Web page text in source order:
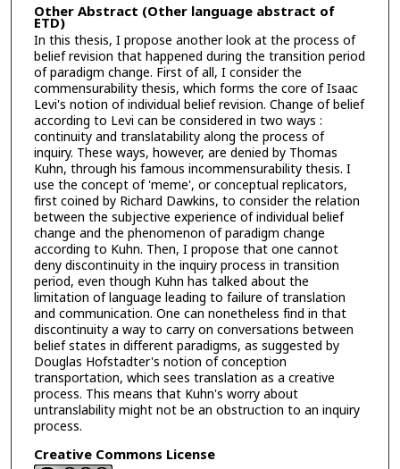
Other Abstract (Other language abstract of
ETD)
In this thesis, I propose another look at the process of
belief revision that happened during the transition period
of paradigm change. First of all, I consider the
commensurability thesis, which forms the core of Isaac
Levi's notion of individual belief revision. Change of belief
according to Levi can be considered in two ways :
continuity and translatability along the process of
inquiry. These ways, however, are denied by Thomas
Kuhn, through his famous incommensurability thesis. I
use the concept of 'meme', or conceptual replicators,
first coined by Richard Dawkins, to consider the relation
between the subjective experience of individual belief
change and the phenomenon of paradigm change
according to Kuhn. Then, I propose that one cannot
deny discontinuity in the inquiry process in transition
period, even though Kuhn has talked about the
limitation of language leading to failure of translation
and communication. One can nonetheless find in that
discontinuity a way to carry on conversations between
belief states in different paradigms, as suggested by
Douglas Hofstadter's notion of conception
transportation, which sees translation as a creative
process. This means that Kuhn's worry about
untranslability might not be an obstruction to an inquiry
process.
Creative Commons License